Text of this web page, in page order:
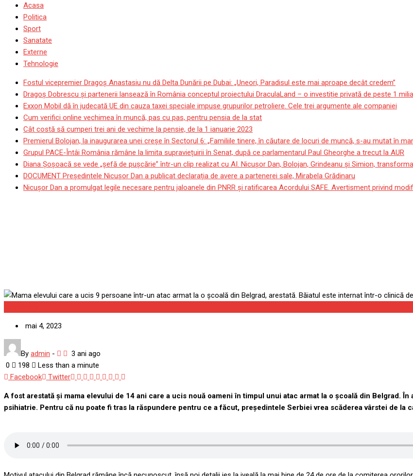
Acasa
Politica
Sport
Sanatate
Externe
Tehnologie
Fostul vicepremier Dragoș Anastasiu nu dă Delta Dunării pe Dubai: „Uneori, Paradisul este mai aproape decât credem”
Dragoş Dobrescu şi partenerii lansează în România conceptul proiectului DraculaLand – o investiție privată de peste 1
Exxon Mobil dă în judecată UE din cauza taxei speciale impuse grupurilor petroliere. Cele trei argumente ale companiei
Cum verifici online vechimea în muncă, pas cu pas, pentru pensia de la stat
Cât costă să cumperi trei ani de vechime la pensie, de la 1 ianuarie 2023
Premierul Bolojan, la inaugurarea unei creșe în Sectorul 6: „Familiile tinere, în căutare de locuri de muncă, s-au mutat în
Grupul PACE-Întâi România rămâne la limita supraviețuirii în Senat, după ce parlamentarul Paul Gheorghe a trecut la AUR
Diana Șoșoacă se vede „șefă de pușcărie” într-un clip realizat cu AI. Nicușor Dan, Bolojan, Grindeanu și Simion,
DOCUMENT Președintele Nicușor Dan a publicat declarația de avere a partenerei sale, Mirabela Grădinaru
Nicușor Dan a promulgat legile necesare pentru jaloanele din PNRR și ratificarea Acordului SAFE. Avertisment privind
mai 4, 2023
By admin -
3 ani ago
0
198
Less than a minute
Facebook
Twitter Google+
LinkedIn
Whatsapp
StumbleUpon
Tumblr
Pinterest
Reddit
Share
Email
A fost arestată și mama elevului de 14 ani care a ucis nouă oameni în timpul unui atac armat la o școală din Belgrad.
psihiatrie. Pentru că nu poate fi tras la răspundere pentru ce a făcut, președintele Serbiei vrea scăderea vârstei de la